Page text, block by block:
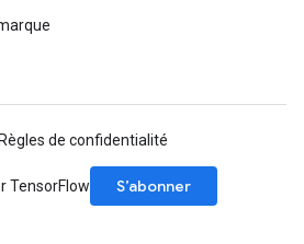
Règles de confidentialité
TensorFlow
S’abonner